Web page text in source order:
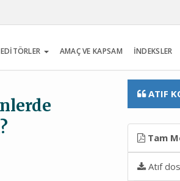
EDİTÖRLER AMAÇ VE KAPSAM İNDEKSLER
ATIF
Tam
Atıf